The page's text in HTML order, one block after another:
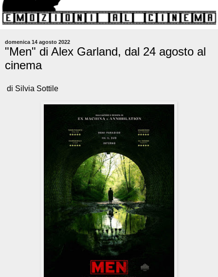
domenica 14 agosto 2022
"Men" di Alex Garland, dal 24 agosto al
cinema
di Silvia Sottile